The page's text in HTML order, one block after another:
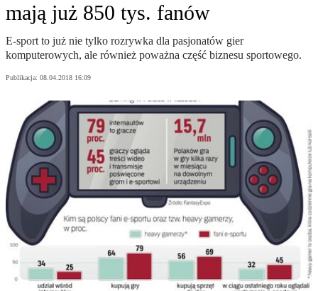
mają już 850 tys. fanów
E-sport to już nie tylko rozrywka dla pasjonatów gier
komputerowych, ale również poważna część biznesu sportowego.
Publikacja: 08.04.2018 16:09